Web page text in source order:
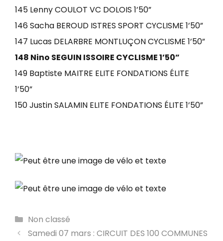
145 Lenny COULOT VC DOLOIS 1’50”
146 Sacha BEROUD ISTRES SPORT CYCLISME 1’50”
147 Lucas DELARBRE MONTLUÇON CYCLISME 1’50”
148 Nino SEGUIN ISSOIRE CYCLISME 1’50”
149 Baptiste MAITRE ELITE FONDATIONS ÉLITE
1’50”
150 Justin SALAMIN ELITE FONDATIONS ÉLITE 1’50”
Catégories
Non classé
Samedi 07 mars : CIRCUIT DES 100 COMMUNES